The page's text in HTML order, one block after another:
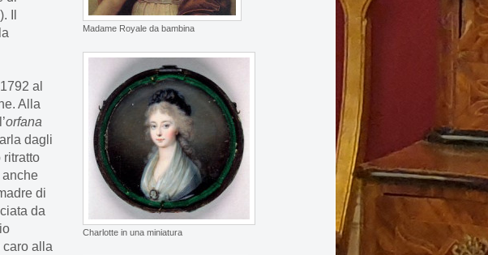
Il
al
Alla
orfana
dagli
ritratto
anche
di
da
caro alla
Madame Royale da bambina
Charlotte in una miniatura